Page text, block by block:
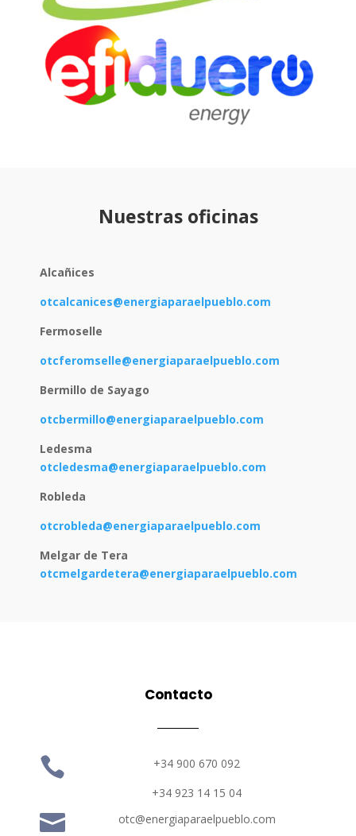
Nuestras oficinas
Alcañices
otcalcanices@energiaparaelpueblo.com
Fermoselle
otcferomselle@energiaparaelpueblo.com
Bermillo de Sayago
otcbermillo@energiaparaelpueblo.com
Ledesma
otcledesma@energiaparaelpueblo.com
Robleda
otcrobleda@energiaparaelpueblo.com
Melgar de Tera
otcmelgardetera@energiaparaelpueblo.com
Contacto

+34 900 670 092
+34 923 14 15 04
 otc@energiaparaelpueblo.com